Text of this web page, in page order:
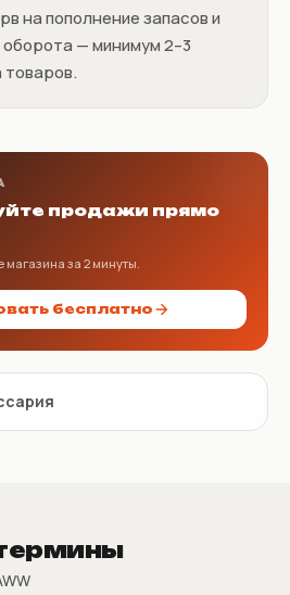
на пополнение запасов и
— минимум 2–3
продажи прямо
за 2 минуты.
бесплатно